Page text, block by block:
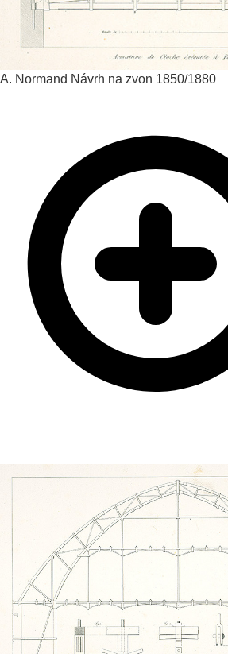
A. Normand Návrh na zvon 1850/1880